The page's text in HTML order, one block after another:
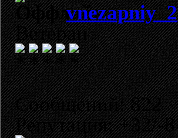
vnezapniy_2
Ветеран
Сообщений: 822
Репутация: +32/-8